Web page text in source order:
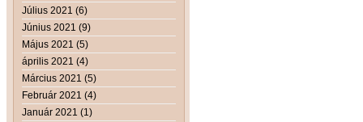
Július 2021 (6)
Június 2021 (9)
Május 2021 (5)
április 2021 (4)
Március 2021 (5)
Február 2021 (4)
Január 2021 (1)